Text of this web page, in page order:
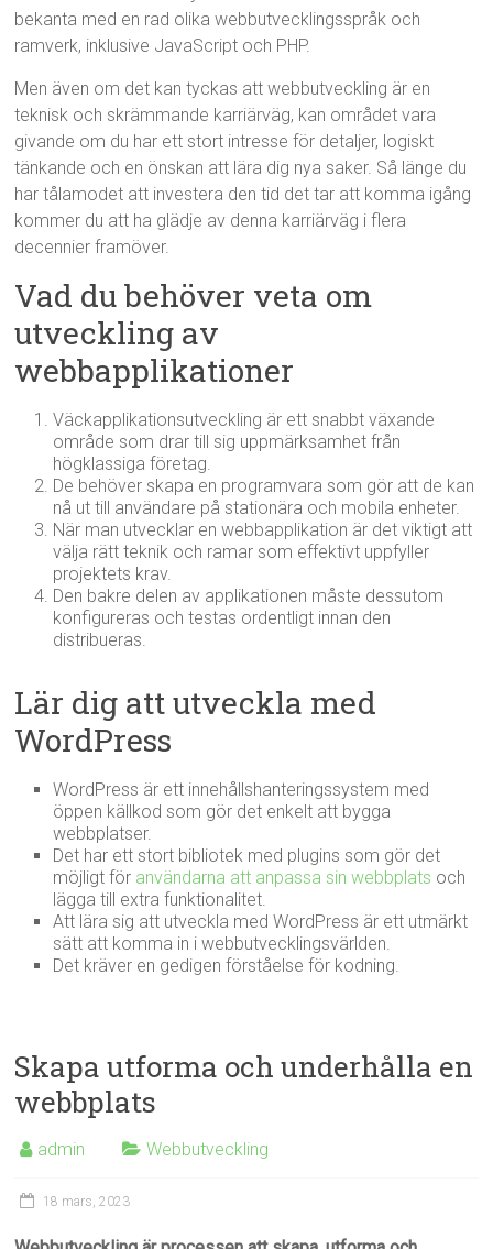
bekanta med en rad olika webbutvecklingsspråk och
ramverk, inklusive JavaScript och PHP.
Men även om det kan tyckas att webbutveckling är en
teknisk och skrämmande karriärväg, kan området vara
givande om du har ett stort intresse för detaljer, logiskt
tänkande och en önskan att lära dig nya saker. Så länge du
har tålamodet att investera den tid det tar att komma igång
kommer du att ha glädje av denna karriärväg i flera
decennier framöver.
Vad du behöver veta om
utveckling av
webbapplikationer
Väckapplikationsutveckling är ett snabbt växande
område som drar till sig uppmärksamhet från
högklassiga företag.
De behöver skapa en programvara som gör att de kan
nå ut till användare på stationära och mobila enheter.
När man utvecklar en webbapplikation är det viktigt att
välja rätt teknik och ramar som effektivt uppfyller
projektets krav.
Den bakre delen av applikationen måste dessutom
konfigureras och testas ordentligt innan den
distribueras.
Lär dig att utveckla med
WordPress
WordPress är ett innehållshanteringssystem med
öppen källkod som gör det enkelt att bygga
webbplatser.
Det har ett stort bibliotek med plugins som gör det
möjligt för användarna att anpassa sin webbplats och
lägga till extra funktionalitet.
Att lära sig att utveckla med WordPress är ett utmärkt
sätt att komma in i webbutvecklingsvärlden.
Det kräver en gedigen förståelse för kodning.
Skapa utforma och underhålla en
webbplats
admin Webbutveckling
18 mars, 2023